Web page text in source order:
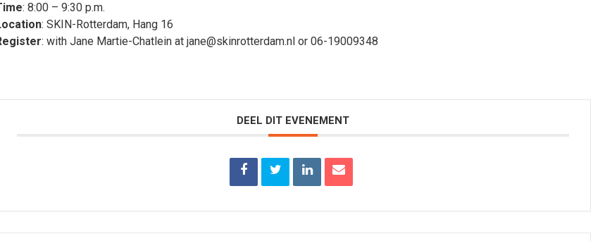
: 8:00 – 9:30 p.m.
: SKIN-Rotterdam, Hang 16
: with Jane Martie-Chatlein at jane@skinrotterdam.nl or 06-19009348
DEEL DIT EVENEMENT